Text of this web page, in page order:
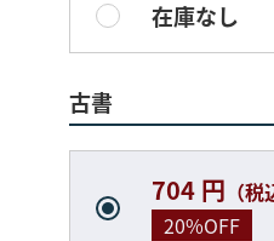
在庫なし
古書
704 円 （税
20%OFF